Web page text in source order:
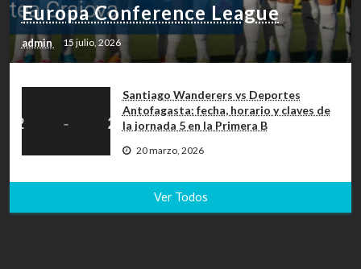
Europa Conference League
admin 15 julio, 2026
Santiago Wanderers vs Deportes
Antofagasta: fecha, horario y claves de
la jornada 5 en la Primera B
20 marzo, 2026
Ver Todos